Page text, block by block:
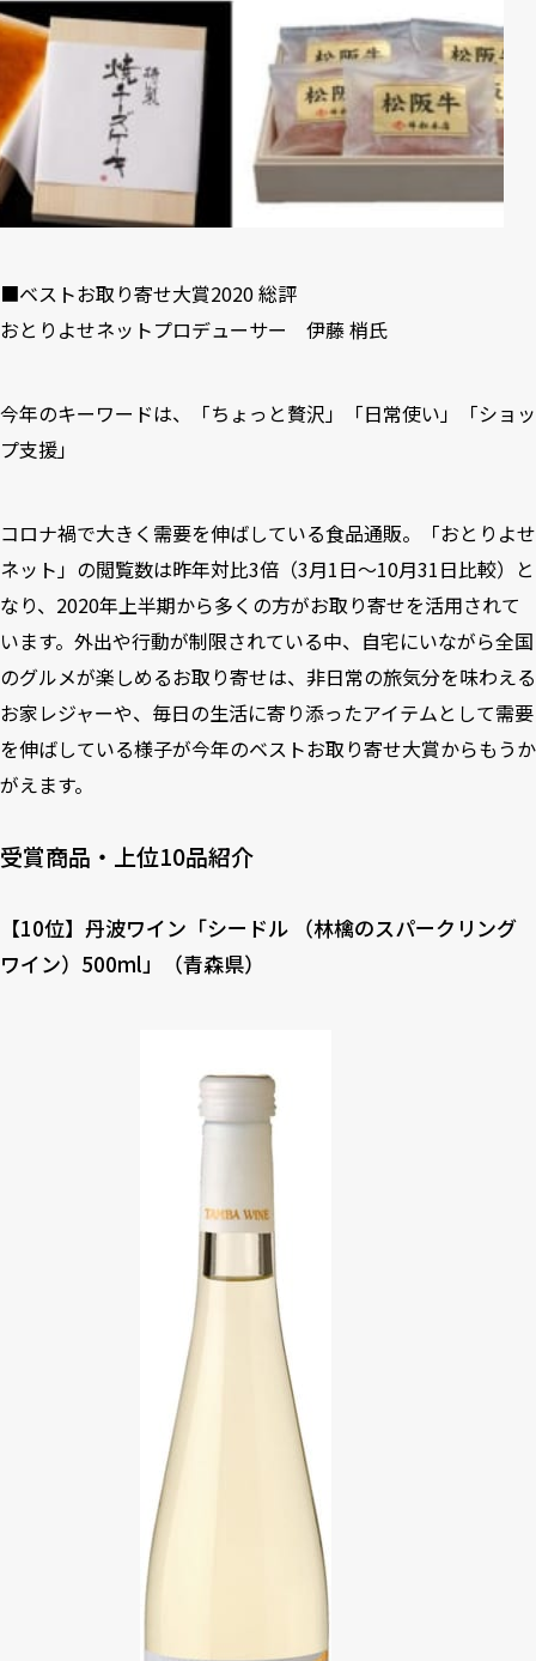
■ベストお取り寄せ大賞2020 総評
おとりよせネットプロデューサー 伊藤 梢氏
今年のキーワードは、「ちょっと贅沢」「日常使い」「ショッ
プ支援」
コロナ禍で大きく需要を伸ばしている食品通販。「おとりよせ
ネット」の閲覧数は昨年対比3倍（3月1日～10月31日比較）と
なり、2020年上半期から多くの方がお取り寄せを活用されて
います。外出や行動が制限されている中、自宅にいながら全国
のグルメが楽しめるお取り寄せは、非日常の旅気分を味わえる
お家レジャーや、毎日の生活に寄り添ったアイテムとして需要
を伸ばしている様子が今年のベストお取り寄せ大賞からもうか
がえます。
受賞商品・上位10品紹介
【10位】丹波ワイン「シードル （林檎のスパークリング
ワイン）500ml」（青森県）